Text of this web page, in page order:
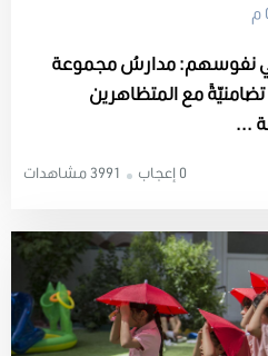
نفوسهم: مدارسُ مجموعة
مع المتظاهرين
...
3991 مشاهدات 0 إعجاب